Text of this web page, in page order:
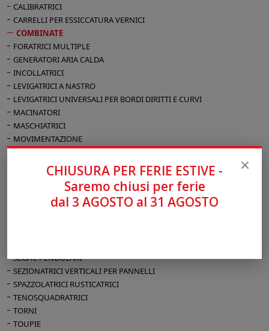
900
Lunghezza utile dell’albero toupie mm 100
Diametro max. dell'utensile a profilare mm
210
Velocità di rotazione albero toupie (a 50 Hz)
giri/min 3500/7000/10.000
Potenza motori trifase a partire da kW/Hz 5
(6) / 50 (60)
CALIBRATRICI
CARRELLI PER ESSICCATURA VERNICI
COMBINATE
FORATRICI MULTIPLE
GENERATORI ARIA CALDA
INCOLLATRICI
LEVIGATRICI A NASTRO
LEVIGATRICI UNIVERSALI PER BORDI DIRITTI E CURVI
MACINATORI
MASCHIATRICI
MOVIMENTAZIONE
MULTILAME
PIALLE A FILO
PIALLE A FILO E SPESSORE
PIALLE A SPESSORE
SEGHE PENDOLARI
SEZIONATRICI VERTICALI PER PANNELLI
SPAZZOLATRICI RUSTICATRICI
TENOSQUADRATRICI
TORNI
TOUPIE
CHIUSURA PER FERIE ESTIVE -
Saremo chiusi per ferie
dal 3 AGOSTO al 31 AGOSTO